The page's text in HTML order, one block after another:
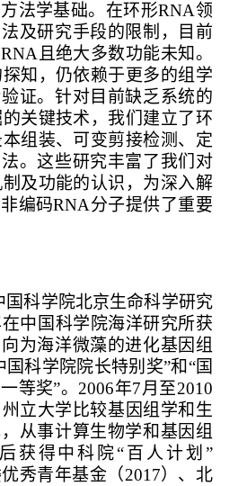
法学基础。在环形RNA领
及研究手段的限制，目前
RNA 且绝大多数功能未知。
知，仍依赖于更多的组学
证。针对目前缺乏系统的
关键技术，我们建立了环
组装、可变剪接检测、定
。这些研究丰富了我们对
及功能的认识，为深入解
编码RNA分子提供了重要
国科学院北京生命科学研究
中国科学院海洋研究所获
为海洋微藻的进化基因组
科学院院长特别奖”和“国
等奖”。2006年7月至2010
立大学比较基因组学和生
从事计算生物学和基因组
获得中科院“百人计划”
秀青年基金（2017）、北